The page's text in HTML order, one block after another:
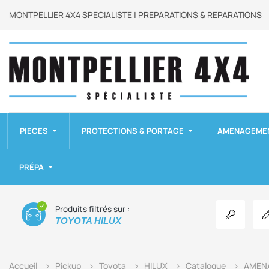
MONTPELLIER 4X4 SPECIALISTE | PREPARATIONS & REPARATIONS
PIECES PROTECTIONS & PORTAGE
PRÉPA
Produits filtrés sur :
TOYOTA HILUX Voir les
Accueil Pickup Toyota HILUX Catalogue